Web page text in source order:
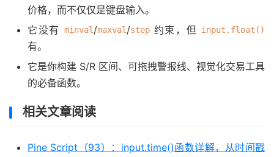
价格，而不仅仅是键盘输入。
它没有
minval /maxval /step约束，但 input.float()
有。
它是你构建 S/R 区间、可拖拽警报线、视觉化交易工具
的必备函数。
相关文章阅读
Pine Script（93）：input.time()函数详解，从时间戳